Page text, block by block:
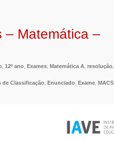
– Matemática –
12º ano Exames Matemática A resolução
de Classificação Enunciado Exame MACS